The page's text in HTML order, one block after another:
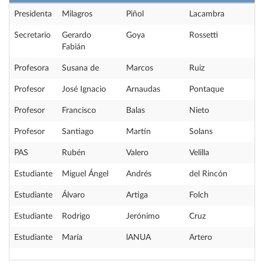
Presidenta Milagros Piñol Lacambra
Secretario
Gerardo
Fabián
Goya Rossetti
Profesora Susana de Marcos Ruiz
Profesor José Ignacio Arnaudas Pontaque
Profesor Francisco Balas Nieto
Profesor Santiago Martín Solans
PAS Rubén Valero Velilla
Estudiante Miguel Ángel Andrés del Rincón
Estudiante Álvaro Artiga Folch
Estudiante Rodrigo Jerónimo Cruz
Estudiante María lANUA Artero